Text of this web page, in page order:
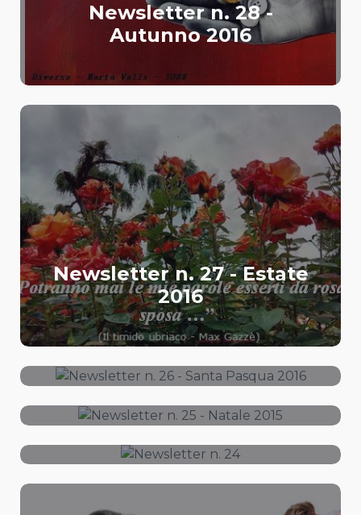
Newsletter n. 28 -
Autunno 2016
Newsletter n. 27 - Estate
2016
Newsletter n. 26 - Santa
Pasqua 2016
Newsletter n. 25 - Natale
2015